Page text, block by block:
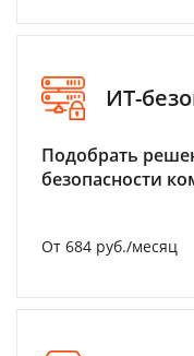
ИТ-
Подобрать
безопасности
От 684 руб./месяц